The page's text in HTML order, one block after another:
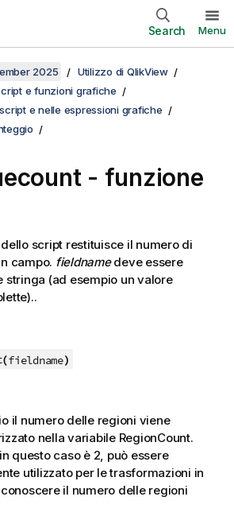
Search Menu
2025
Utilizzo di QlikView
e funzioni grafiche
e nelle espressioni grafiche
- funzione
script restituisce il numero di
campo. fieldnamedeve essere
stringa (ad esempio un valore
fieldname)
il numero delle regioni viene
nella variabile RegionCount.
questo caso è 2, può essere
utilizzato per le trasformazioni in
il numero delle regioni